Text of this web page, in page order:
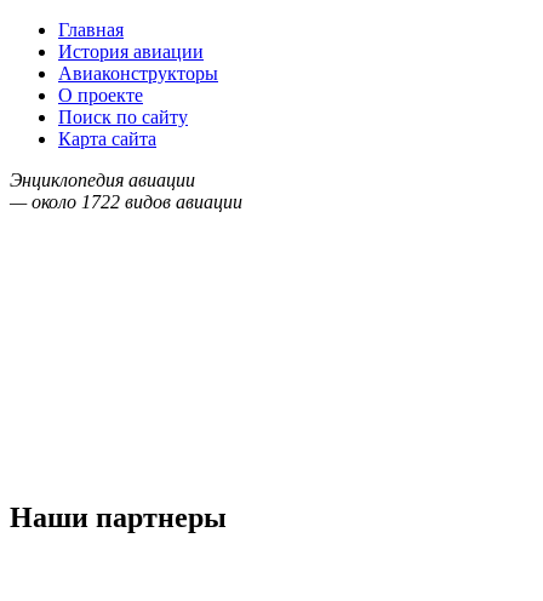
Главная
История авиации
Авиаконструкторы
О проекте
Поиск по сайту
Карта сайта
Энциклопедия авиации
— около 1722 видов авиации
Наши партнеры